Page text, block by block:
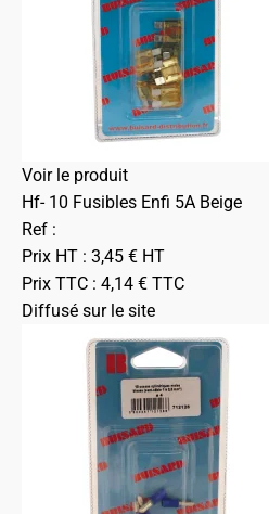
Voir le produit
Hf- 10 Fusibles Enfi 5A Beige
Ref :
Prix HT : 3,45 € HT
Prix TTC : 4,14 € TTC
Diffusé sur le site